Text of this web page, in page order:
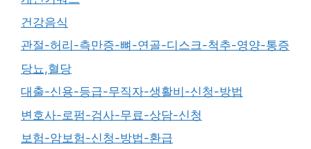
건강음식
관절-허리-측만증-뼈-연골-디스크-척추-영양-통증
당뇨,혈당
대출-신용-등급-무직자-생활비-신청-방법
변호사-로펌-검사-무료-상담-신청
보험-암보험-신청-방법-환급